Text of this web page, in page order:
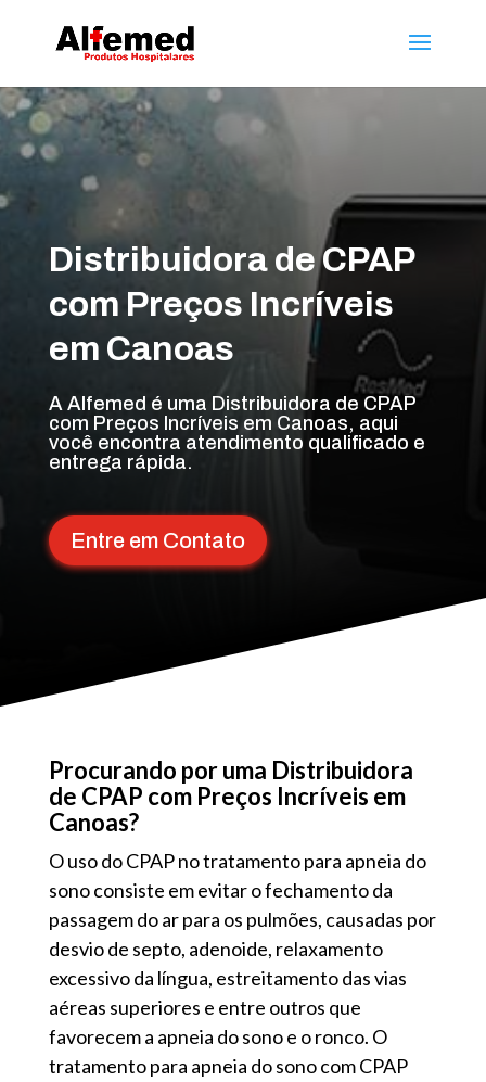
Distribuidora de CPAP
com Preços Incríveis
em Canoas
A Alfemed é uma Distribuidora de CPAP
com Preços Incríveis em Canoas, aqui
você encontra atendimento qualificado e
entrega rápida.
Entre em Contato
Procurando por uma Distribuidora
de CPAP com Preços Incríveis em
Canoas?
O uso do CPAP no tratamento para apneia do
sono consiste em evitar o fechamento da
passagem do ar para os pulmões, causadas por
desvio de septo, adenoide, relaxamento
excessivo da língua, estreitamento das vias
aéreas superiores e entre outros que
favorecem a apneia do sono e o ronco. O
tratamento para apneia do sono com CPAP